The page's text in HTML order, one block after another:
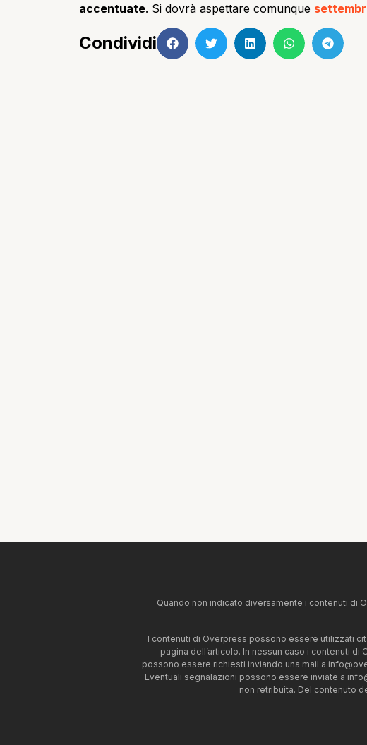
accentuate. Si dovrà aspettare comunque
Condividi
Quando non indicato diversamente i contenuti di
I contenuti di Overpress possono essere utilizzati
pagina dell’articolo. In nessun caso i contenuti
possono essere richiesti inviando una mail a
Eventuali segnalazioni possono essere inviate a
non retribuita. Del contenuto